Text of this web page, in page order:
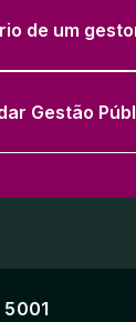
de um
Gestão